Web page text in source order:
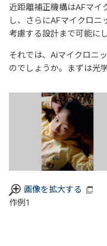
近距離補正機構はAFマイ
し、さらにAFマイクロ
考慮する設計まで可能に
それでは、Aiマイクロニ
のでしょうか。まずは光
画像を拡大する
作例1